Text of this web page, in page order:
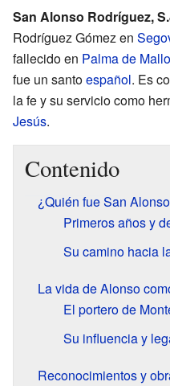
San Alonso Rodríguez,
Rodríguez Gómez en
fallecido en Palma de
fue un santoespañol. Es
la fe y su servicio como
Jesús.
Contenido
¿Quién fue San
Primeros años y
Su camino hacia
La vida de Alonso
El portero de
Su influencia y
Reconocimientos y